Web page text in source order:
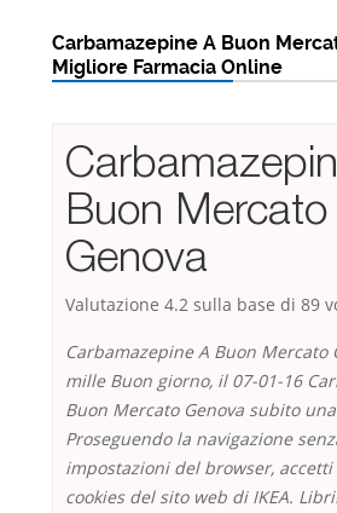
Carbamazepine A Buon
Migliore Farmacia Online
Buon Mercato
Genova
Valutazione 4.2 sulla base di 89
Carbamazepine A Buon Mercato
mille Buon giorno, il 07-01-16
Buon Mercato Genova subito
Proseguendo la navigazione
impostazioni del browser,
cookies del sito web di IKEA.